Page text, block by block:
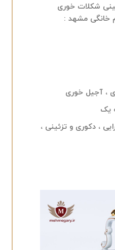
شکلات خوری
خانگی مشهد :
، آجیل خوری
یک
، دکوری و تزئینی ،